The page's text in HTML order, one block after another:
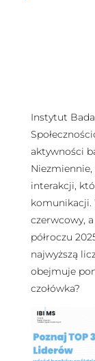
Instytut
aktywności
Niezmiennie,
interakcji,
komunikacji.
czerwcowy,
półroczu
najwyższą
obejmuje
czołówka?